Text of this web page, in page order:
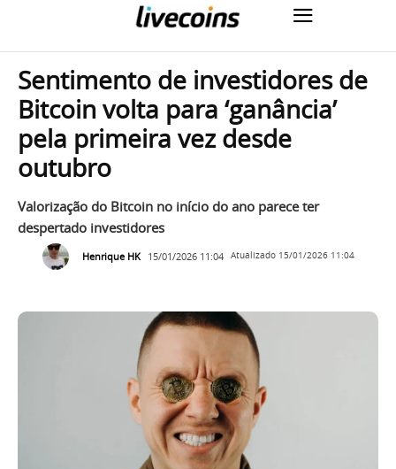
Sentimento de investidores de
Bitcoin volta para ‘ganância’
pela primeira vez desde
outubro
Valorização do Bitcoin no início do ano parece ter
despertado investidores
Henrique HK 15/01/2026 11:04 Atualizado 15/01/2026 11:04